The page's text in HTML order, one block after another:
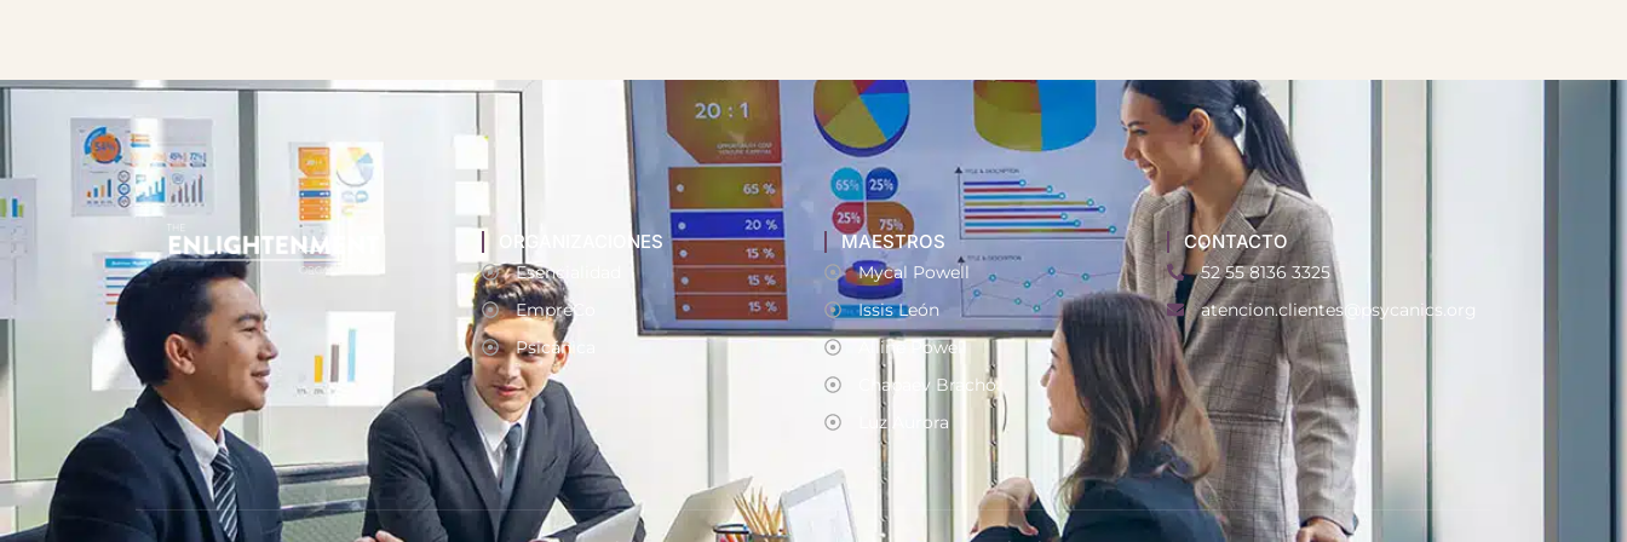
ORGANIZACIONES
Esencialidad
EmpreCo
Psicánica
MAESTROS
Mycal Powell
Issis León
Alline Powell
Chapaev Bracho
Luz Aurora
CONTACTO
52 55 8136 3325
atencion.clientes@psycanics.org